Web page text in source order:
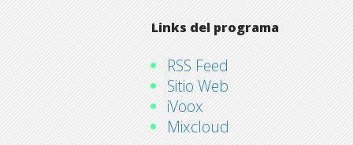
Links del programa
RSS Feed
Sitio Web
iVoox
Mixcloud